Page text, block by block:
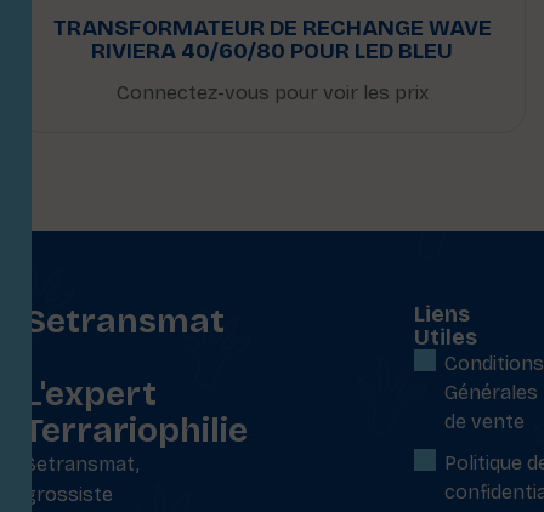
TRANSFORMATEUR DE RECHANGE WAVE
RIVIERA 40/60/80 POUR LED BLEU
Connectez-vous pour voir les prix
Setransmat
L'expert
Terrariophilie
Setransmat,
grossiste
Liens
Utiles
Conditions
Générales
de vente
Politique